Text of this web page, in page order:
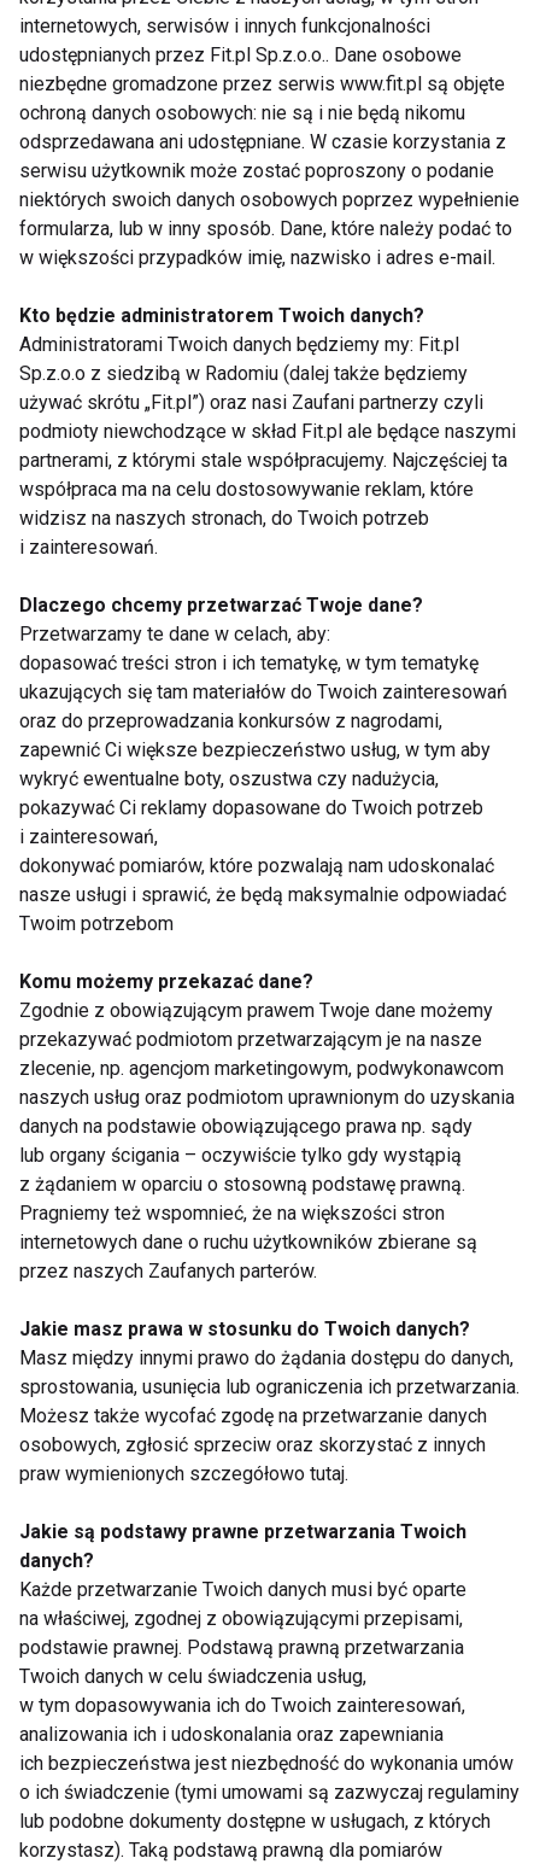
Piknik w zdrowym stylu
Przygotowując przekąski na majówkę, warto
wybierać produkty sezonowe, lekkostrawne i bogate
w składniki odżywcze. Dzięki temu połączysz
przyjemność jedzenia z troską o zdrowie i dobre
samopoczucie.
Smacznego piknikowania!
AKTUALNOŚCI DIETA
Aktualności
Dlaczego po obiedzie
chce ci się spać?
Dietetyk wyjaśnia 7
najczęstszych
przyczyn
Jedzenie oczami. Jak
kolor talerza wpływa
na apetyt?
Zmęczenie po urlopie
– dlaczego zamiast
energii wraca
frustracja?
Aromatyczna
pielęgnacja ciała
latem w trendzie
sensory beauty -
troska o skórę i
przyjemność dla
zmysłów
Pokaż więcej
Dieta
Mrożone jogurtowe
batoniki z owocami –
cukru, który
pokochasz tego lata
Chłodnik proteinowy z
pieczonych buraków i
upalne dni
Czy jedzenie po 20:00
naprawdę tuczy?
Dietetyk wyjaśnia, co
mówi nauka
Dlaczego po sałatce
nadal jesteś głodny?
Dietetyk wyjaśnia
najczęstsze błędy
podczas odchudzania
internetowych, serwisów i innych funkcjonalności
udostępnianych przez Fit.pl Sp.z.o.o.. Dane osobowe
niezbędne gromadzone przez serwis www.fit.pl są objęte
ochroną danych osobowych: nie są i nie będą nikomu
odsprzedawana ani udostępniane. W czasie korzystania z
serwisu użytkownik może zostać poproszony o podanie
niektórych swoich danych osobowych poprzez wypełnienie
formularza, lub w inny sposób. Dane, które należy podać to
w większości przypadków imię, nazwisko i adres e-mail.
Kto będzie administratorem Twoich danych?
Administratorami Twoich danych będziemy my: Fit.pl
Sp.z.o.o z siedzibą w Radomiu (dalej także będziemy
używać skrótu „Fit.pl”) oraz nasi Zaufani partnerzy czyli
podmioty niewchodzące w skład Fit.pl ale będące naszymi
partnerami, z którymi stale współpracujemy. Najczęściej ta
współpraca ma na celu dostosowywanie reklam, które
widzisz na naszych stronach, do Twoich potrzeb
i zainteresowań.
Dlaczego chcemy przetwarzać Twoje dane?
Przetwarzamy te dane w celach, aby:
dopasować treści stron i ich tematykę, w tym tematykę
ukazujących się tam materiałów do Twoich zainteresowań
oraz do przeprowadzania konkursów z nagrodami,
zapewnić Ci większe bezpieczeństwo usług, w tym aby
wykryć ewentualne boty, oszustwa czy nadużycia,
pokazywać Ci reklamy dopasowane do Twoich potrzeb
i zainteresowań,
dokonywać pomiarów, które pozwalają nam udoskonalać
nasze usługi i sprawić, że będą maksymalnie odpowiadać
Twoim potrzebom
Komu możemy przekazać dane?
Zgodnie z obowiązującym prawem Twoje dane możemy
przekazywać podmiotom przetwarzającym je na nasze
zlecenie, np. agencjom marketingowym, podwykonawcom
naszych usług oraz podmiotom uprawnionym do uzyskania
danych na podstawie obowiązującego prawa np. sądy
lub organy ścigania – oczywiście tylko gdy wystąpią
z żądaniem w oparciu o stosowną podstawę prawną.
Pragniemy też wspomnieć, że na większości stron
internetowych dane o ruchu użytkowników zbierane są
przez naszych Zaufanych parterów.
Jakie masz prawa w stosunku do Twoich danych?
Masz między innymi prawo do żądania dostępu do danych,
sprostowania, usunięcia lub ograniczenia ich przetwarzania.
Możesz także wycofać zgodę na przetwarzanie danych
osobowych, zgłosić sprzeciw oraz skorzystać z innych
praw wymienionych szczegółowo tutaj.
Jakie są podstawy prawne przetwarzania Twoich
danych?
Każde przetwarzanie Twoich danych musi być oparte
na właściwej, zgodnej z obowiązującymi przepisami,
podstawie prawnej. Podstawą prawną przetwarzania
Twoich danych w celu świadczenia usług,
w tym dopasowywania ich do Twoich zainteresowań,
analizowania ich i udoskonalania oraz zapewniania
ich bezpieczeństwa jest niezbędność do wykonania umów
o ich świadczenie (tymi umowami są zazwyczaj regulaminy
lub podobne dokumenty dostępne w usługach, z których
korzystasz). Taką podstawą prawną dla pomiarów